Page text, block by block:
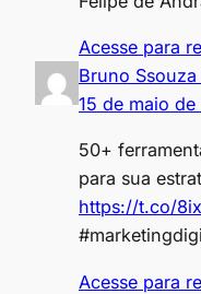
Acesse para
Bruno
15 de maio de
50+
para sua
https://t.co/
Acesse para